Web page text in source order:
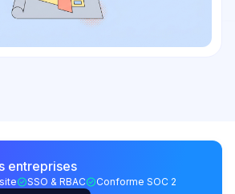
entreprises
SSO & RBAC Conforme SOC 2